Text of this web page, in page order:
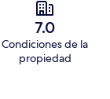
7.0
Condiciones de la
propiedad